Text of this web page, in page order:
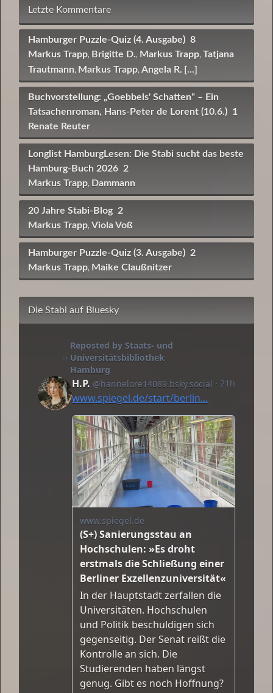
Letzte Kommentare
Hamburger Puzzle-Quiz (4. Ausgabe) 8
Markus Trapp, Brigitte D., Markus Trapp, Tatjana
Trautmann, Markus Trapp, Angela R. [...]
Buchvorstellung: „Goebbels' Schatten“ – Ein
Tatsachenroman, Hans-Peter de Lorent (10.6.) 1
Renate Reuter
Longlist HamburgLesen: Die Stabi sucht das beste
Hamburg-Buch 2026 2
Markus Trapp, Dammann
20 Jahre Stabi-Blog 2
Markus Trapp, Viola Voß
Hamburger Puzzle-Quiz (3. Ausgabe) 2
Markus Trapp, Maike Claußnitzer
Die Stabi auf Bluesky